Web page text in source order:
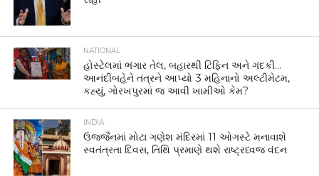
NATIONAL
હોસ્ટેલમાં ભંગાર તેલ, બહારથી ટિફિન અને ગંદકી…
આનંદીબહેને તંત્રને આપ્યો 3 મહિનાનો અલ્ટીમેટમ,
કહ્યું, ગોરખપુરમાં જ આવી ખામીઓ કેમ?
INDIA
ઉજ્જૈનમાં મોટા ગણેશ મંદિરમાં 11 ઓગસ્ટે મનાવાશે
સ્વતંત્રતા દિવસ, તિથિ પ્રમાણે થશે રાષ્ટ્રધ્વજ વંદન